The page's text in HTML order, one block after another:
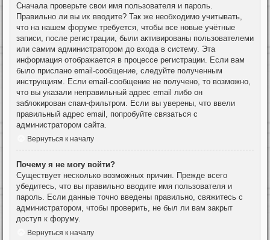
Сначала проверьте свои имя пользователя и пароль.
Правильно ли вы их вводите? Так же необходимо учитывать,
что на нашем форуме требуется, чтобы все новые учётные
записи, после регистрации, были активированы пользователеми
или самим администратором до входа в систему. Эта
информация отображается в процессе регистрации. Если вам
было прислано email-сообщение, следуйте полученным
инструкциям. Если email-сообщение не получено, то возможно,
что вы указали неправильный адрес email либо он
заблокирован спам-фильтром. Если вы уверены, что ввели
правильный адрес email, попробуйте связаться с
администратором сайта.
Вернуться к началу
Почему я не могу войти?
Существует несколько возможных причин. Прежде всего
убедитесь, что вы правильно вводите имя пользователя и
пароль. Если данные точно введены правильно, свяжитесь с
администратором, чтобы проверить, не был ли вам закрыт
доступ к форуму.
Вернуться к началу